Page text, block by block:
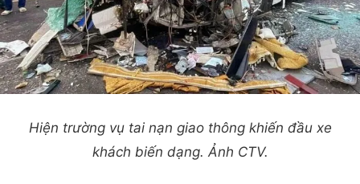
Hiện trường vụ tai nạn giao thông khiến đầu xe
khách biến dạng. Ảnh CTV.